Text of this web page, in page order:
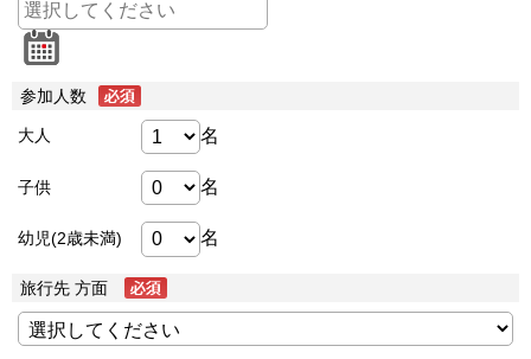
参加人数
大人 名
子供 名
幼児(2歳未満) 名
旅行先 方面